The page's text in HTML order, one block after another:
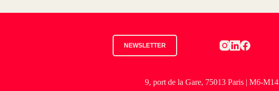
NEWSLETTER
9, port de la Gare, 75013 Paris | M6-M14